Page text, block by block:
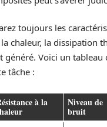
toujours les
chaleur, la dissipation
généré. Voici un
tâche :
à la Niveau de
bruit